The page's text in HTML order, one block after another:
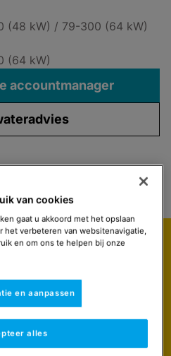
(48 kW) / 79-300 (64 kW)
(64 kW)
accountmanager
agrarische
met:
(tegen oververhitting)
(TTB) tegen rookgas-
van cookies
gaat u akkoord met het opslaan
het verbeteren van websitenavigatie,
en om ons te helpen bij onze
en aanpassen
alles